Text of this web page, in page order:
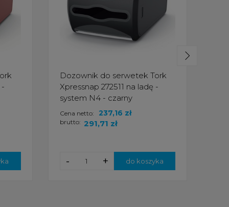
Dozownik do serwetek Tork
Xpressnap 272511 na ladę -
system N4 - czarny
brutto: 291,71 zł
Cena netto: 237,16 zł
+
- do koszyka